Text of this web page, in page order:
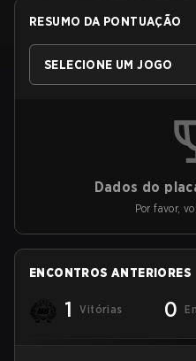
RESUMO DA PONTUAÇÃO
SELECIONE UM JOGO
Dados do
Por favor,
ENCONTROS ANTERIORES
1 Vitórias 0